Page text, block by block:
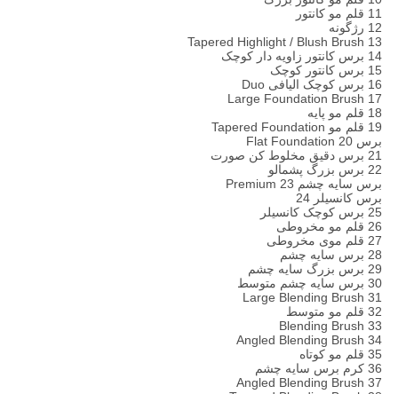
11 قلم مو کانتور
12 رژگونه
13 Tapered Highlight / Blush Brush
14 برس کانتور زاویه دار کوچک
15 برس کانتور کوچک
16 برس کوچک الیافی Duo
17 Large Foundation Brush
18 قلم مو پایه
19 قلم مو Tapered Foundation
برس 20 Flat Foundation
21 برس دقیق مخلوط کن صورت
22 برس بزرگ پشمالو
برس سایه چشم 23 Premium
برس کانسیلر 24
25 برس کوچک کانسیلر
26 قلم مو مخروطی
27 قلم موی مخروطی
28 برس سایه چشم
29 برس بزرگ سایه چشم
30 برس سایه چشم متوسط
31 Large Blending Brush
32 قلم مو متوسط
33 Blending Brush
34 Angled Blending Brush
35 قلم مو کوتاه
36 کرم برس سایه چشم
37 Angled Blending Brush